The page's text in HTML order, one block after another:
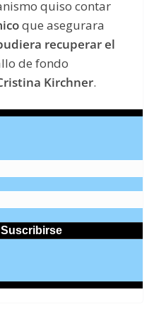
quiso contar
que asegurara
recuperar el
de fondo
Kirchner.